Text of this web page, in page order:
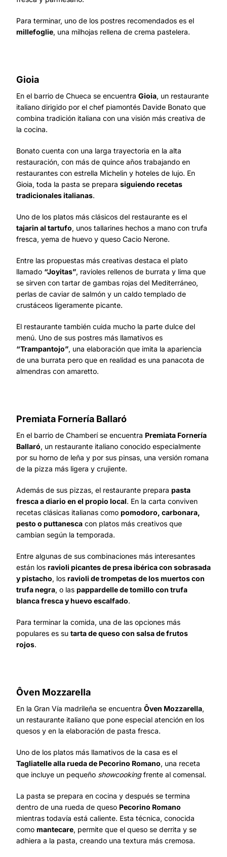
Para terminar, uno de los postres recomendados es el
millefoglie, una milhojas rellena de crema pastelera.
Gioia
En el barrio de Chueca se encuentra Gioia, un restaurante
italiano dirigido por el chef piamontés Davide Bonato que
combina tradición italiana con una visión más creativa de
la cocina.
Bonato cuenta con una larga trayectoria en la alta
restauración, con más de quince años trabajando en
restaurantes con estrella Michelin y hoteles de lujo. En
Gioia, toda la pasta se prepara siguiendo recetas
tradicionales italianas.
Uno de los platos más clásicos del restaurante es el
tajarin al tartufo, unos tallarines hechos a mano con trufa
fresca, yema de huevo y queso Cacio Nerone.
Entre las propuestas más creativas destaca el plato
llamado “Joyitas”, ravioles rellenos de burrata y lima que
se sirven con tartar de gambas rojas del Mediterráneo,
perlas de caviar de salmón y un caldo templado de
crustáceos ligeramente picante.
El restaurante también cuida mucho la parte dulce del
menú. Uno de sus postres más llamativos es
“Trampantojo”, una elaboración que imita la apariencia
de una burrata pero que en realidad es una panacota de
almendras con amaretto.
Premiata Fornería Ballaró
En el barrio de Chamberí se encuentra Premiata Fornería
Ballaró, un restaurante italiano conocido especialmente
por su horno de leña y por sus pinsas, una versión romana
de la pizza más ligera y crujiente.
Además de sus pizzas, el restaurante prepara pasta
fresca a diario en el propio local. En la carta conviven
recetas clásicas italianas como pomodoro, carbonara,
pesto o puttanesca con platos más creativos que
cambian según la temporada.
Entre algunas de sus combinaciones más interesantes
están los ravioli picantes de presa ibérica con sobrasada
y pistacho, los ravioli de trompetas de los muertos con
trufa negra, o las pappardelle de tomillo con trufa
blanca fresca y huevo escalfado.
Para terminar la comida, una de las opciones más
populares es su tarta de queso con salsa de frutos
rojos.
Ôven Mozzarella
En la Gran Vía madrileña se encuentra Ôven Mozzarella,
un restaurante italiano que pone especial atención en los
quesos y en la elaboración de pasta fresca.
Uno de los platos más llamativos de la casa es el
Tagliatelle alla rueda de Pecorino Romano, una receta
que incluye un pequeño showcookingfrente al comensal.
La pasta se prepara en cocina y después se termina
dentro de una rueda de queso Pecorino Romano
mientras todavía está caliente. Esta técnica, conocida
como mantecare, permite que el queso se derrita y se
adhiera a la pasta, creando una textura más cremosa.